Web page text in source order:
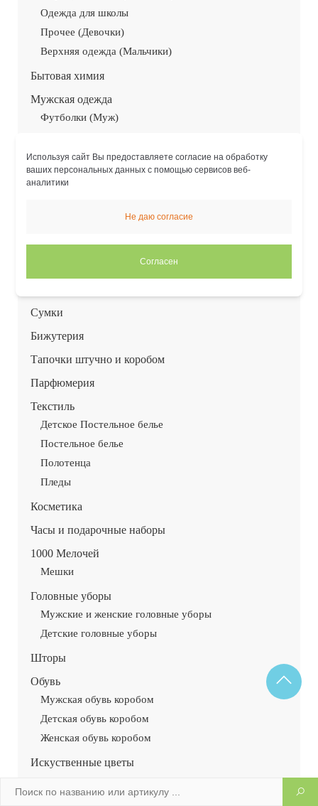
Одежда для школы
Прочее (Девочки)
Верхняя одежда (Мальчики)
Бытовая химия
Мужская одежда
Футболки (Муж)
Рубашки, Кофты (муж)
Джинсы, брюки, шорты (муж)
Платки и палантины
СолнцеЗащитные очки
Сумки
Бижутерия
Тапочки штучно и коробом
Парфюмерия
Текстиль
Детское Постельное белье
Постельное белье
Полотенца
Пледы
Косметика
Часы и подарочные наборы
1000 Мелочей
Мешки
Головные уборы
Мужские и женские головные уборы
Детские головные уборы
Шторы
Обувь
Мужская обувь коробом
Детская обувь коробом
Женская обувь коробом
Искуственные цветы
Используя сайт Вы предоставляете согласие на обработку
ваших персональных данных с помощью сервисов веб-
аналитики
Не даю согласие
Согласен